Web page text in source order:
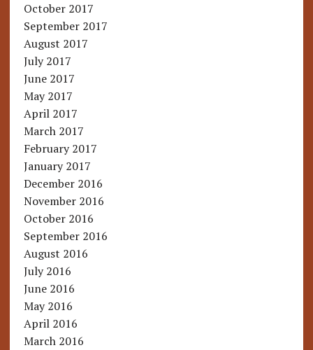
October 2017
September 2017
August 2017
July 2017
June 2017
May 2017
April 2017
March 2017
February 2017
January 2017
December 2016
November 2016
October 2016
September 2016
August 2016
July 2016
June 2016
May 2016
April 2016
March 2016